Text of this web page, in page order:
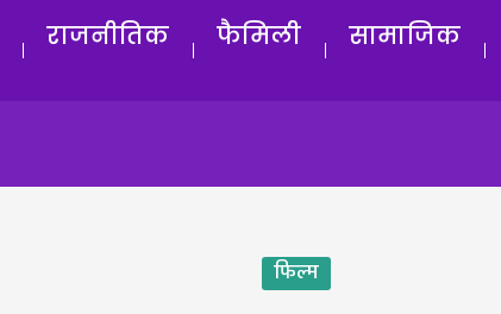
राजनीतिक फैमिली सामाजिक
फिल्म